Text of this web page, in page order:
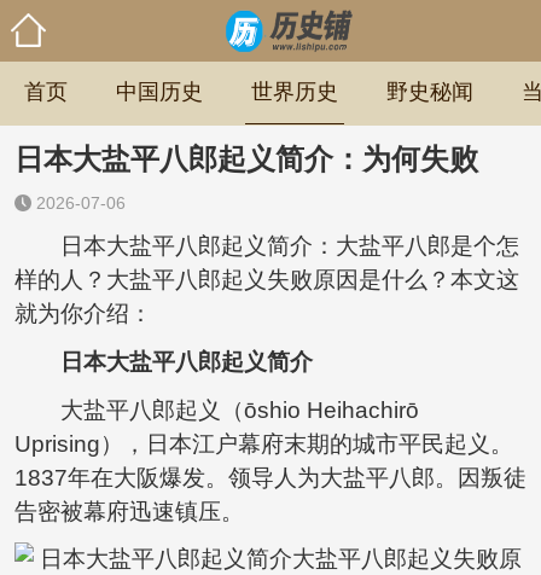
首页 中国历史 世界历史 野史秘闻
日本大盐平八郎起义简介：为何失败
2026-07-06
日本大盐平八郎起义简介：大盐平八郎是个怎
样的人？大盐平八郎起义失败原因是什么？本文这
就为你介绍：
日本大盐平八郎起义简介
大盐平八郎起义（ōshio Heihachirō
Uprising），日本江户幕府末期的城市平民起义。
1837年在大阪爆发。领导人为大盐平八郎。因叛徒
告密被幕府迅速镇压。